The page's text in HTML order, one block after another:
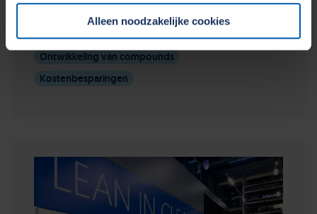
allen tijde uw toestemming wijzigen of intrekken in het
Cookiebeleid op onze website.
Alleen noodzakelijke cookies
Afdichting en polymeren
Ontwikkeling van compounds
Kostenbesparingen